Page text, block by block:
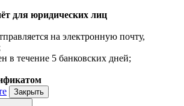
для юридических лиц
на электронную почту,
в течение 5 банковских дней;
Закрыть